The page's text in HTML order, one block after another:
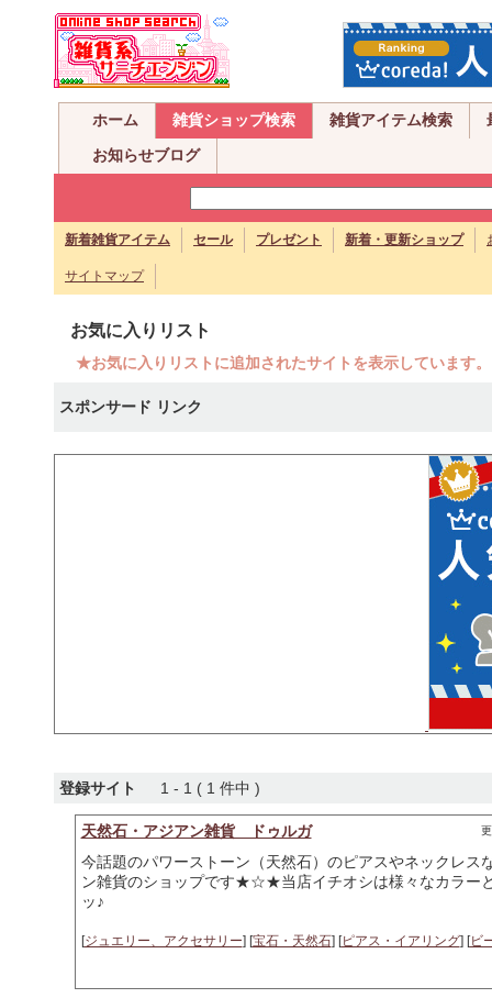
ホーム 雑貨ショップ検索 雑貨アイテム検索
お知らせブログ
新着雑貨アイテム セール プレゼント 新着・更新ショップ
サイトマップ
お気に入りリスト
★お気に入りリストに追加されたサイトを表示しています
スポンサード リンク
登録サイト 1 - 1 ( 1 件中 )
天然石・アジアン雑貨 ドゥルガ
今話題のパワーストーン（天然石）のピアスやネックレス
ン雑貨のショップです★☆★当店イチオシは様々なカラー
ッ♪
[ジュエリー、アクセサリー] [宝石・天然石] [ピアス・イアリング] [ビ